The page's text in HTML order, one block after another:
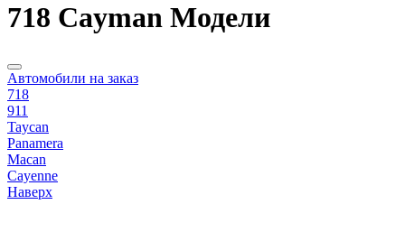
718 Cayman Модели
Автомобили на заказ
718
911
Taycan
Panamera
Macan
Cayenne
Наверх